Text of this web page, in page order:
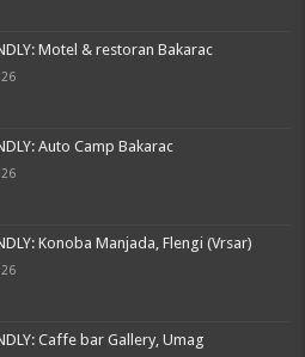
Motel & restoran Bakarac
Auto Camp Bakarac
Konoba Manjada, Flengi (Vrsar)
Caffe bar Gallery, Umag